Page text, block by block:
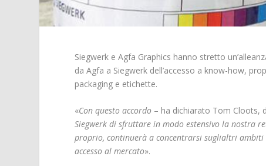
Siegwerk e Agfa Graphics hanno stretto
da Agfa a Siegwerk dell’accesso a know-how,
packaging e etichette.
«Con questo accordo – ha dichiarato Tom Cloots,
Siegwerk di sfruttare in modo estensivo la nostra
proprio, continuerà a concentrarsi suglialtri
accesso al mercato».